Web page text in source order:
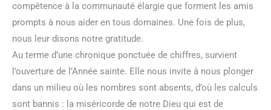
compétence à la communauté élargie que forment les amis
prompts à nous aider en tous domaines. Une fois de plus,
nous leur disons notre gratitude.
Au terme d’une chronique ponctuée de chiffres, survient
l’ouverture de l’Année sainte. Elle nous invite à nous plonger
dans un milieu où les nombres sont absents, d’où les calculs
sont bannis : la miséricorde de notre Dieu qui est de